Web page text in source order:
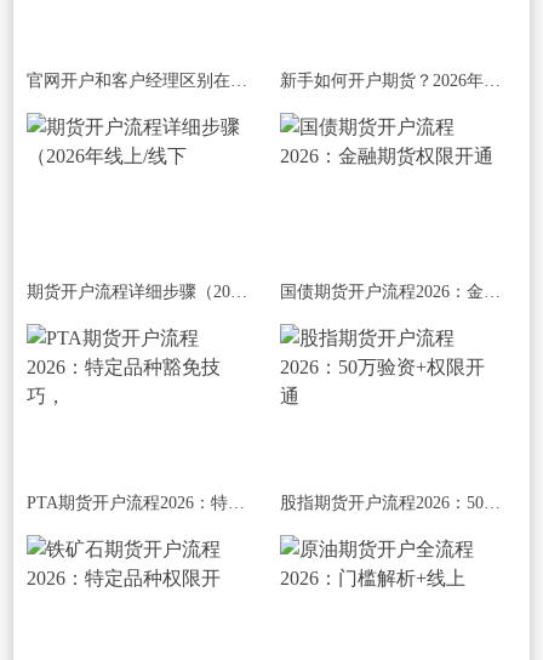
官网开户和客户经理区别在哪？优劣势全 新手如何开户期货？2026年保姆级避坑指南
期货开户流程详细步骤（2026年线上/线下 国债期货开户流程2026：金融期货权限开通
PTA期货开户流程2026：特定品种豁免技巧， 股指期货开户流程2026：50万验资+权限开通